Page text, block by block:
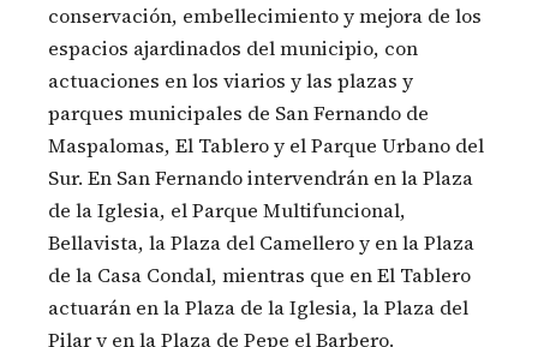
conservación, embellecimiento y mejora de los
espacios ajardinados del municipio, con
actuaciones en los viarios y las plazas y
parques municipales de San Fernando de
Maspalomas, El Tablero y el Parque Urbano del
Sur. En San Fernando intervendrán en la Plaza
de la Iglesia, el Parque Multifuncional,
Bellavista, la Plaza del Camellero y en la Plaza
de la Casa Condal, mientras que en El Tablero
actuarán en la Plaza de la Iglesia, la Plaza del
Pilar y en la Plaza de Pepe el Barbero.